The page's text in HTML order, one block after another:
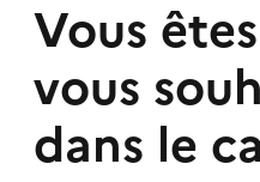
Vous
vous
dans le